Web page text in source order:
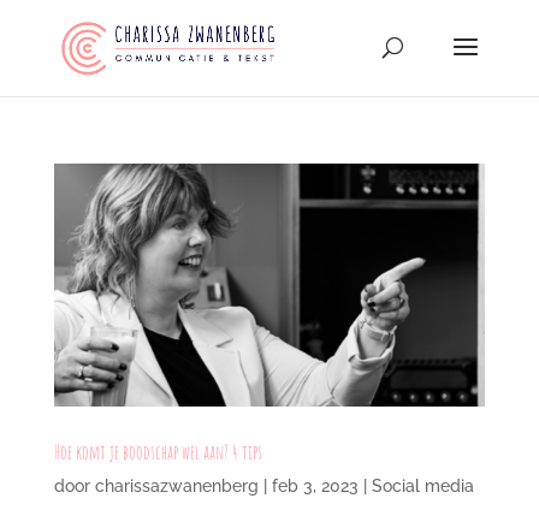
Hoe komt je boodschap wel aan? 4 tips
door charissazwanenberg | feb 3, 2023 | Social media